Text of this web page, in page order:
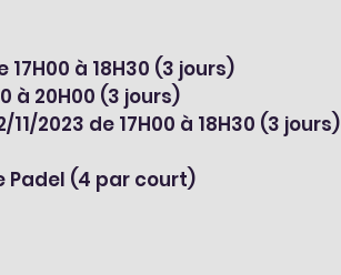
à 18H30 (3 jours)
à 20H00 (3 jours)
2023 de 17H00 à 18H30 (3 jours)
Padel (4 par court)